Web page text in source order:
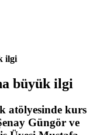
ilgi
büyük ilgi
atölyesinde kurs
Güngör ve